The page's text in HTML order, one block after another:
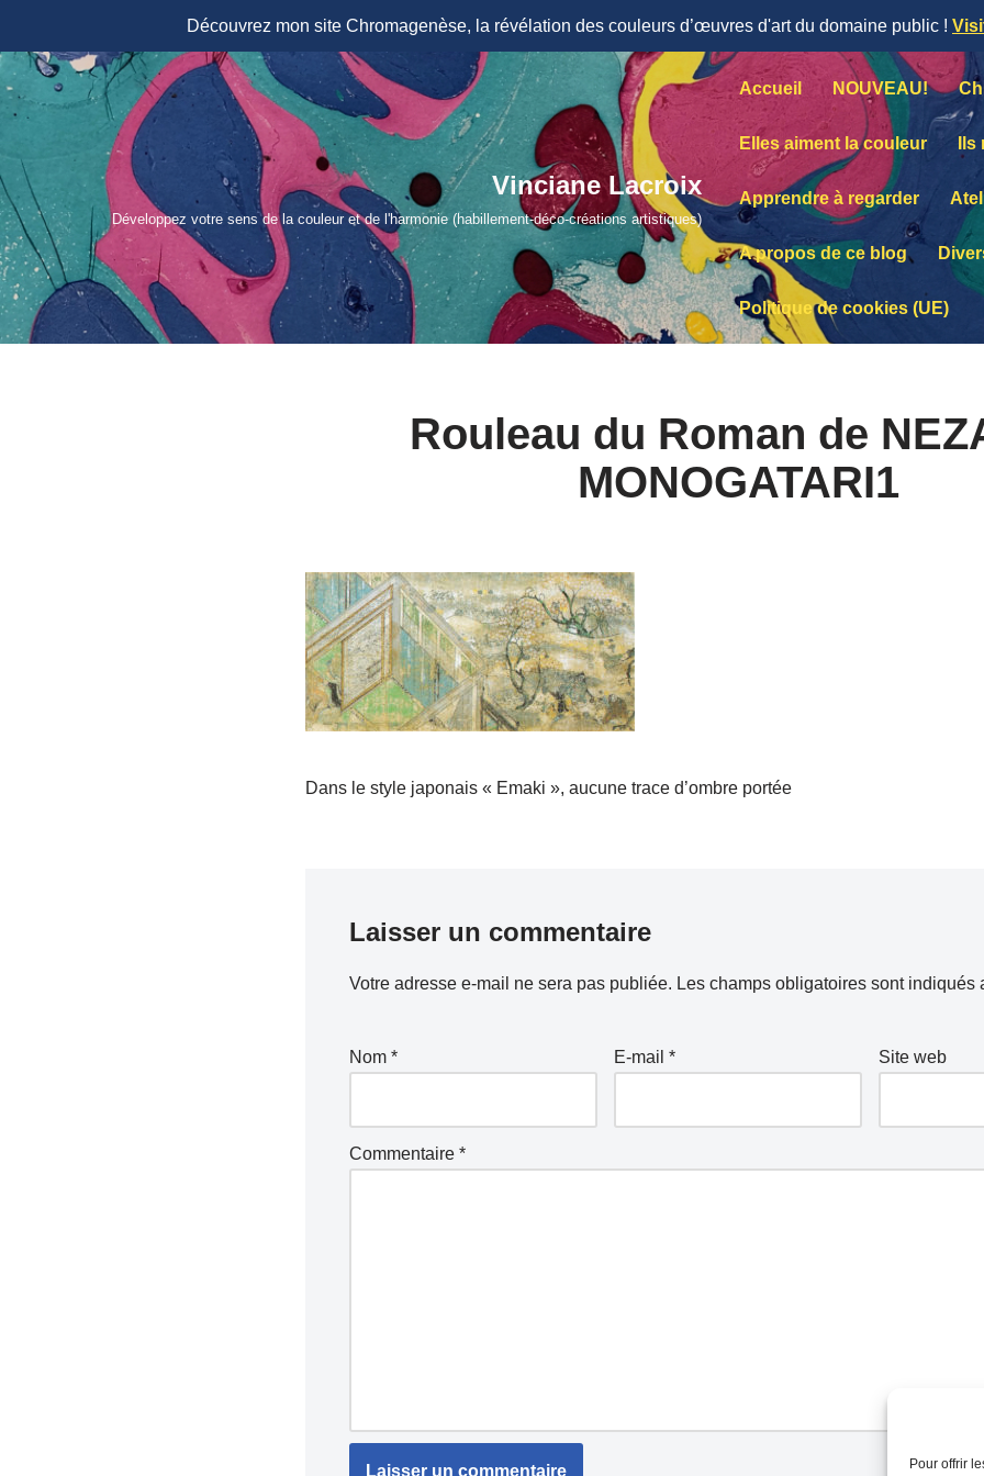
Pour offrir
Découvrez mon site Chromagenèse, la révélation des couleurs d’œuvres d'art du domaine public !
Aller
contenu
Vinciane Lacroix
Développez votre sens de la couleur et de l'harmonie (habillement-déco-créations artistiques)
Accueil NOUVEAU!
Elles aiment la couleur
Apprendre à regarder
A propos de ce blog
Politique de cookies (UE)
Rouleau du Roman de
MONOGATARI1
Dans le style japonais « Emaki », aucune trace d’ombre portée
Laisser un commentaire
Votre adresse e-mail ne sera pas publiée. Les champs obligatoires sont indiqués
Nom * E-mail * Site web
Commentaire *